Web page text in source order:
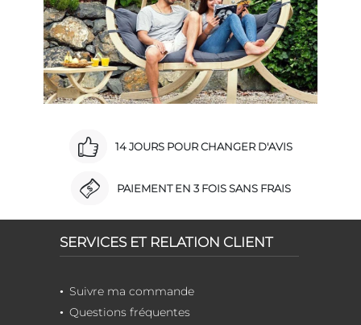
14 JOURS POUR CHANGER D'AVIS
PAIEMENT EN 3 FOIS SANS FRAIS
SERVICES ET RELATION CLIENT
Suivre ma commande
Questions fréquentes